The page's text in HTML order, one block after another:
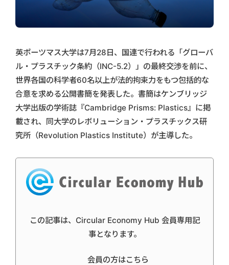
英ポーツマス大学は7月28日、国連で行われる「グローバ
ル・プラスチック条約（INC-5.2）」の最終交渉を前に、
世界各国の科学者60名以上が法的拘束力をもつ包括的な
合意を求める公開書簡を発表した。書簡はケンブリッジ
大学出版の学術誌『Cambridge Prisms: Plastics』に掲
載され、同大学のレボリューション・プラスチックス研
究所（Revolution Plastics Institute）が主導した。
この記事は、Circular Economy Hub 会員専用記
事となります。
会員の方はこちら